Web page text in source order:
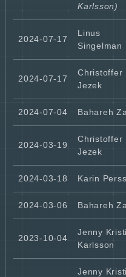
Karlsson)
2024-07-17
Linus
Singelman
2024-07-17
Christoffer
Jezek
2024-07-04 Bahareh
2024-03-19
Christoffer
Jezek
2024-03-18 Karin
2024-03-06 Bahareh
2023-10-04
Jenny
Karlsson
Jenny